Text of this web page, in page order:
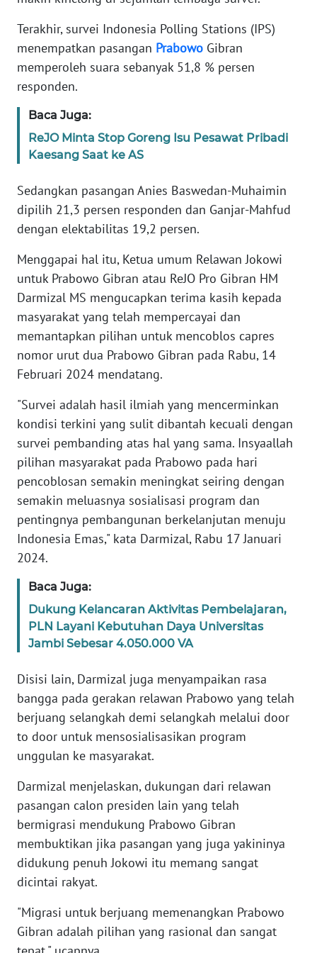
Terakhir, survei Indonesia Polling Stations (IPS)
menempatkan pasangan Prabowo Gibran
memperoleh suara sebanyak 51,8 % persen
responden.
Baca Juga:
ReJO Minta Stop Goreng Isu Pesawat Pribadi
Kaesang Saat ke AS
Sedangkan pasangan Anies Baswedan-Muhaimin
dipilih 21,3 persen responden dan Ganjar-Mahfud
dengan elektabilitas 19,2 persen.
Menggapai hal itu, Ketua umum Relawan Jokowi
untuk Prabowo Gibran atau ReJO Pro Gibran HM
Darmizal MS mengucapkan terima kasih kepada
masyarakat yang telah mempercayai dan
memantapkan pilihan untuk mencoblos capres
nomor urut dua Prabowo Gibran pada Rabu, 14
Februari 2024 mendatang.
"Survei adalah hasil ilmiah yang mencerminkan
kondisi terkini yang sulit dibantah kecuali dengan
survei pembanding atas hal yang sama. Insyaallah
pilihan masyarakat pada Prabowo pada hari
pencoblosan semakin meningkat seiring dengan
semakin meluasnya sosialisasi program dan
pentingnya pembangunan berkelanjutan menuju
Indonesia Emas," kata Darmizal, Rabu 17 Januari
2024.
Baca Juga:
Dukung Kelancaran Aktivitas Pembelajaran,
PLN Layani Kebutuhan Daya Universitas
Jambi Sebesar 4.050.000 VA
Disisi lain, Darmizal juga menyampaikan rasa
bangga pada gerakan relawan Prabowo yang telah
berjuang selangkah demi selangkah melalui door
to door untuk mensosialisasikan program
unggulan ke masyarakat.
Darmizal menjelaskan, dukungan dari relawan
pasangan calon presiden lain yang telah
bermigrasi mendukung Prabowo Gibran
membuktikan jika pasangan yang juga yakininya
didukung penuh Jokowi itu memang sangat
dicintai rakyat.
"Migrasi untuk berjuang memenangkan Prabowo
Gibran adalah pilihan yang rasional dan sangat
REDAKSI
KARIR
DISCLAIMER
Wahana
Regional
WN
SUMUT
WN
JABAR
WN
BANTEN
NTT
WN
KEPRI
WN
PAPUA
WN
PAPUA
BARAT
WN
RIAU
SERAMBI
WN
JAMBI
SULTRA
WN
NTB
WN
WN
SULBAR